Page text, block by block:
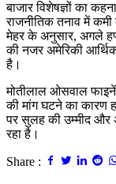
बाजार विशेषज्ञों का
राजनीतिक तनाव में
मेहर के अनुसार, अगले
की नजर अमेरिकी
है।
मोतीलाल ओसवाल
की मांग घटने का कारण
पर सुलह की उम्मीद और
रहा है।
Share :